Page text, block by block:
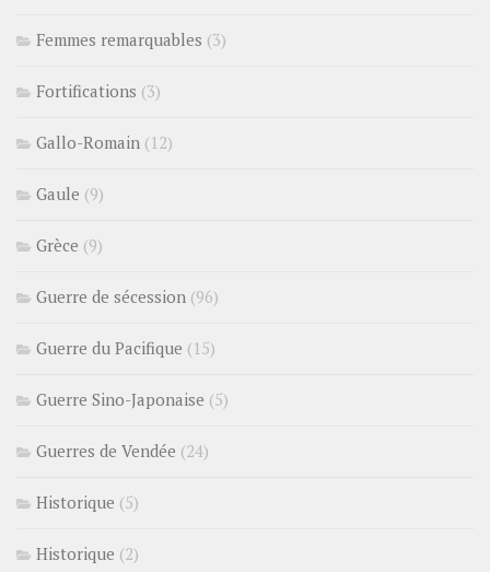
Femmes remarquables (3)
Fortifications (3)
Gallo-Romain (12)
Gaule (9)
Grèce (9)
Guerre de sécession (96)
Guerre du Pacifique (15)
Guerre Sino-Japonaise (5)
Guerres de Vendée (24)
Historique (5)
Historique (2)